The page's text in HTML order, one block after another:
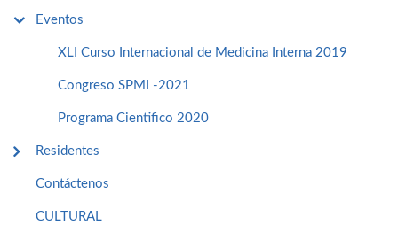
Eventos
XLI Curso Internacional de Medicina Interna 2019
Congreso SPMI -2021
Programa Cientifico 2020
Residentes
Contáctenos
CULTURAL